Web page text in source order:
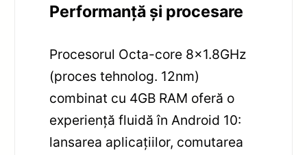
Performanță și procesare
Procesorul Octa-core 8×1.8GHz
(proces tehnolog. 12nm)
combinat cu 4GB RAM oferă o
experiență fluidă în Android 10:
lansarea aplicațiilor, comutarea